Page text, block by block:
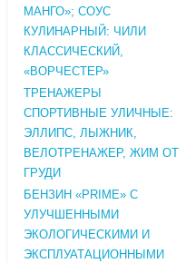
МАНГО»; СОУС
КУЛИНАРНЫЙ: ЧИЛИ
КЛАССИЧЕСКИЙ,
«ВОРЧЕСТЕР»
ТРЕНАЖЕРЫ
СПОРТИВНЫЕ УЛИЧНЫЕ:
ЭЛЛИПС, ЛЫЖНИК,
ВЕЛОТРЕНАЖЕР, ЖИМ ОТ
ГРУДИ
БЕНЗИН «PRIME» С
УЛУЧШЕННЫМИ
ЭКОЛОГИЧЕСКИМИ И
ЭКСПЛУАТАЦИОННЫМИ